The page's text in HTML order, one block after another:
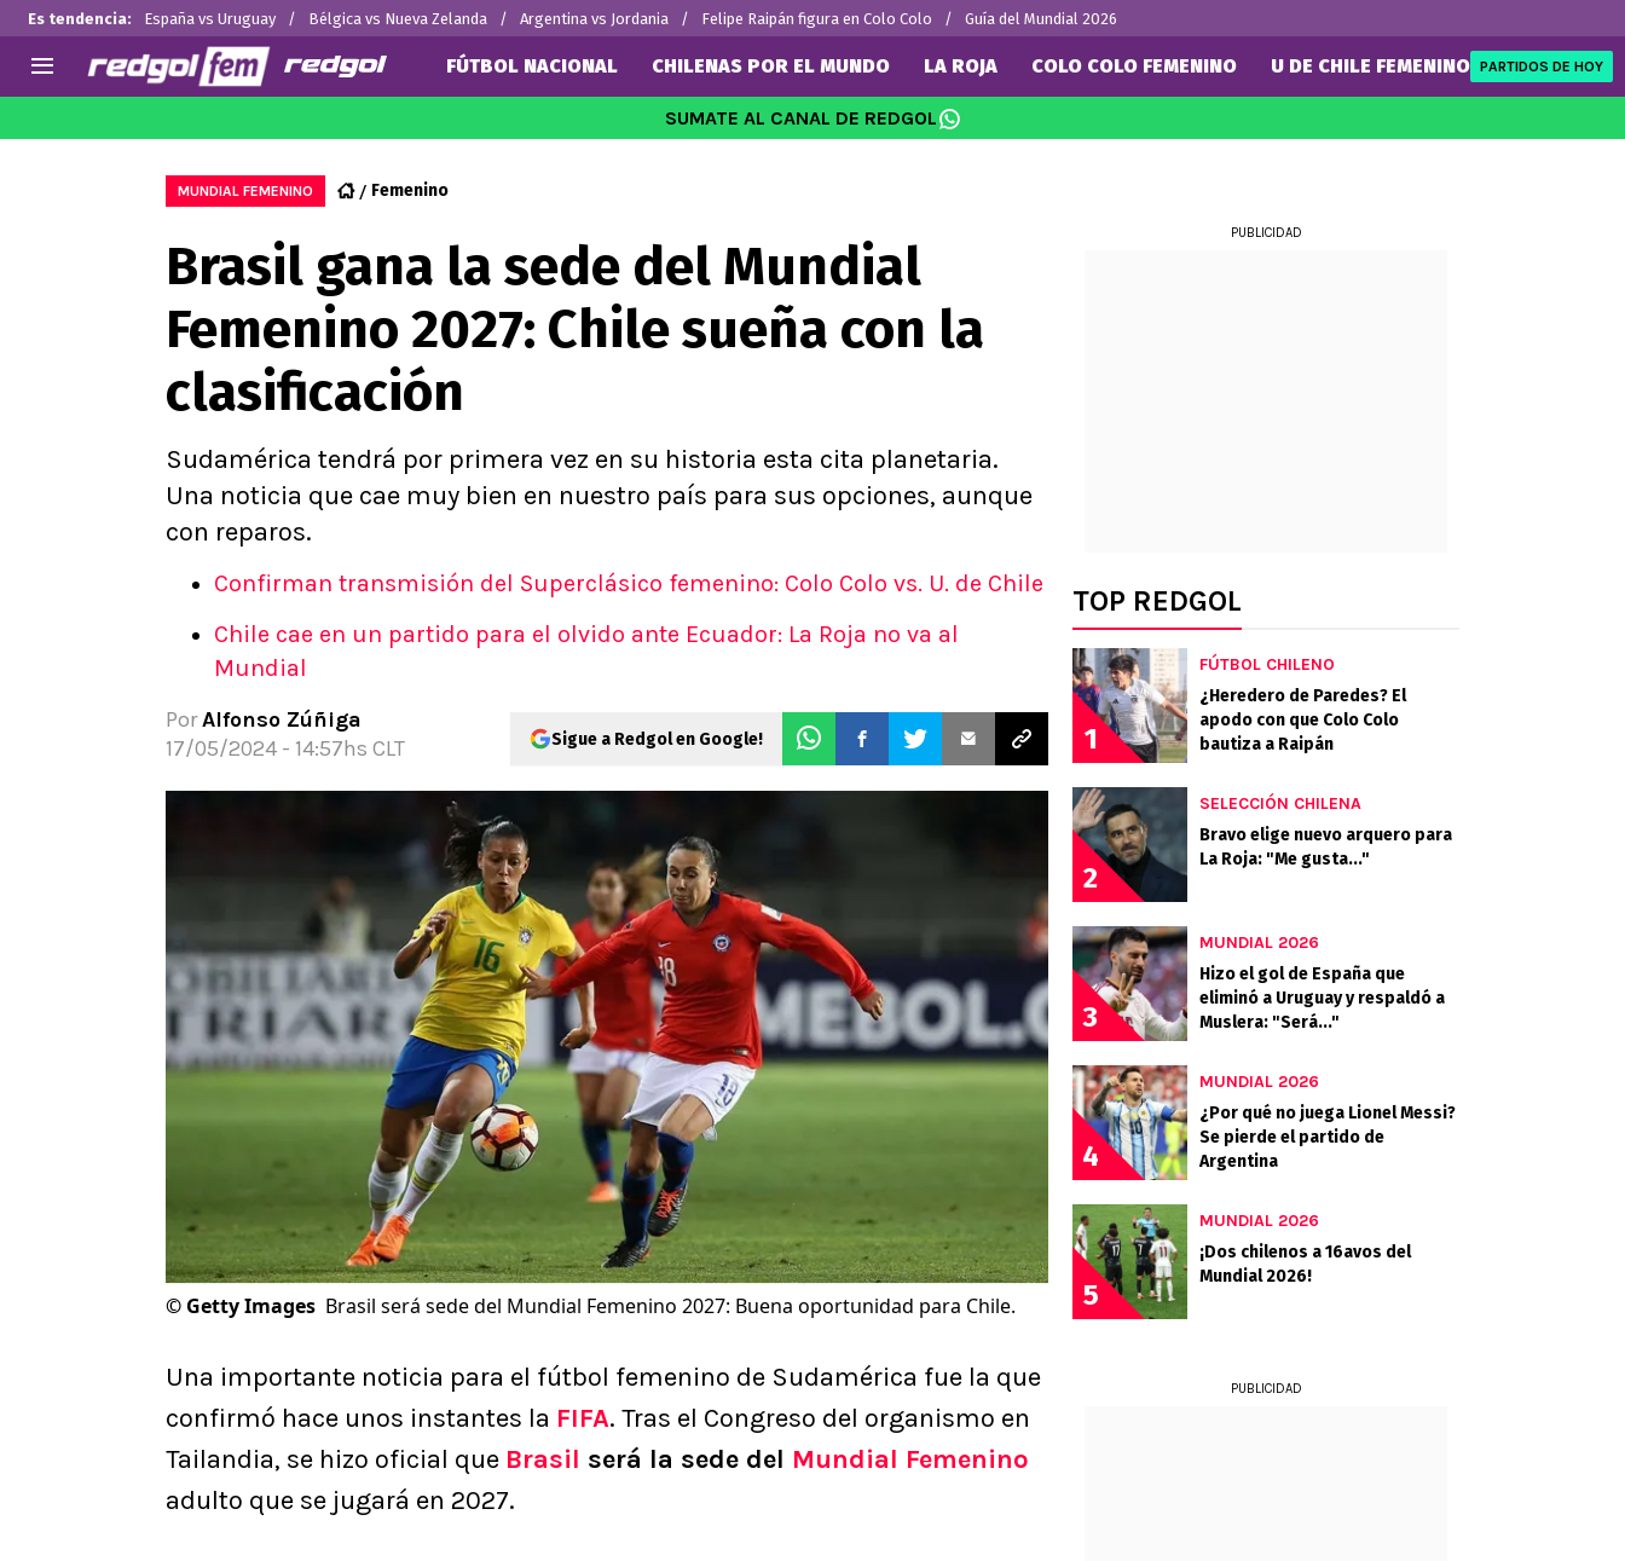
Es tendencia: España vs Uruguay Bélgica vs Nueva Zelanda Argentina vs Jordania Felipe Raipán figura en Colo Colo Guía del Mundial 2026
Selección Chilena
U de Chile
U Católica
Campeonato Nacional
Primera B
Segunda División
Copa Chile
Supercopa Chile
Campeonato Femenino
Alexis Sánchez
Claudio Bravo
Ben Brereton
Chilenos por el mundo
Fútbol Argentino
Fútbol Brasileño
Serie A
La Liga
Apuesta del día
FÚTBOL NACIONAL CHILENAS POR EL MUNDO LA ROJA COLO COLO FEMENINO U DE CHILE FEMENINO PARTIDOS DE HOY
SUMATE AL CANAL DE REDGOL
MUNDIAL FEMENINO Femenino
Brasil gana la sede del Mundial
Femenino 2027: Chile sueña con la
clasificación
Sudamérica tendrá por primera vez en su historia esta cita planetaria.
Una noticia que cae muy bien en nuestro país para sus opciones, aunque
con reparos.
Confirman transmisión del Superclásico femenino: Colo Colo vs. U. de Chile
Chile cae en un partido para el olvido ante Ecuador: La Roja no va al
Mundial
PorAlfonso Zúñiga
17/05/2024 - 14:57hs CLT
Sigue a Redgol en Google!
© Getty Images Brasil será sede del Mundial Femenino 2027: Buena oportunidad para Chile.
Una importante noticia para el fútbol femenino de Sudamérica fue la que
confirmó hace unos instantes la FIFA. Tras el Congreso del organismo en
Tailandia, se hizo oficial que Brasil será la sede del Mundial Femenino
adulto que se jugará en 2027.
PUBLICIDAD
TOP REDGOL
1
FÚTBOL CHILENO
¿Heredero de Paredes? El
apodo con que Colo Colo
bautiza a Raipán
2
SELECCIÓN CHILENA
Bravo elige nuevo arquero para
La Roja: "Me gusta..."
3
MUNDIAL 2026
Hizo el gol de España que
eliminó a Uruguay y respaldó a
Muslera: "Será..."
4
MUNDIAL 2026
¿Por qué no juega Lionel Messi?
Se pierde el partido de
Argentina
5
MUNDIAL 2026
¡Dos chilenos a 16avos del
Mundial 2026!
PUBLICIDAD